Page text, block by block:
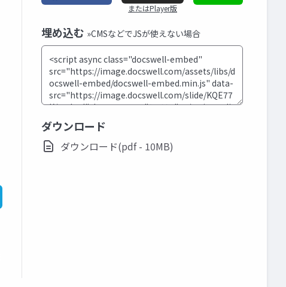
またはPlayer版
埋め込む »CMSなどでJSが使えない場合
ダウンロード
ダウンロード(pdf - 10MB)